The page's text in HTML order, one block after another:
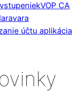
VOP CA
účtu aplikácia